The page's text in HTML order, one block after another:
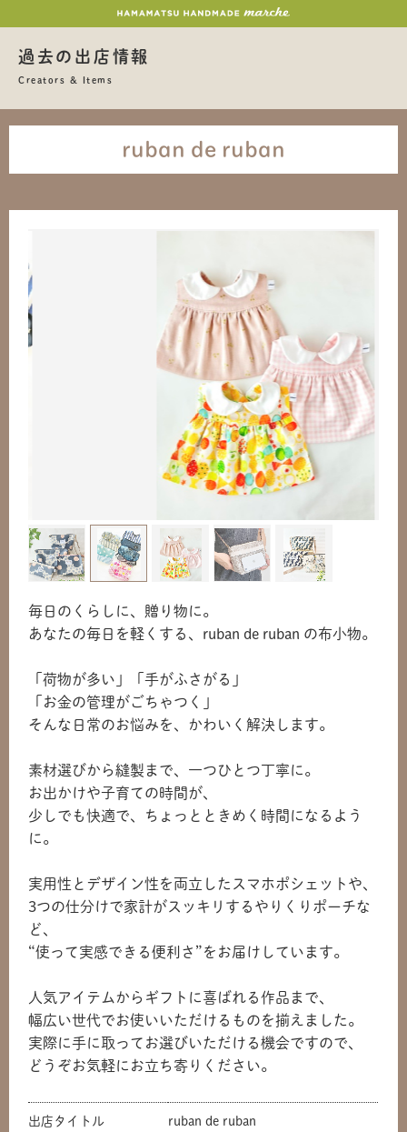
過去の出店情報
Creators & Items
ruban de ruban
毎日のくらしに、贈り物に。
あなたの毎日を軽くする、ruban de ruban の布小物。
「荷物が多い」「手がふさがる」
「お金の管理がごちゃつく」
そんな日常のお悩みを、かわいく解決します。
素材選びから縫製まで、一つひとつ丁寧に。
お出かけや子育ての時間が、
少しでも快適で、ちょっとときめく時間になるよう
に。
実用性とデザイン性を両立したスマホポシェットや、
3つの仕分けで家計がスッキリするやりくりポーチな
ど、
“使って実感できる便利さ”をお届けしています。
人気アイテムからギフトに喜ばれる作品まで、
幅広い世代でお使いいただけるものを揃えました。
実際に手に取ってお選びいただける機会ですので、
どうぞお気軽にお立ち寄りください。
出店タイトル ruban de ruban